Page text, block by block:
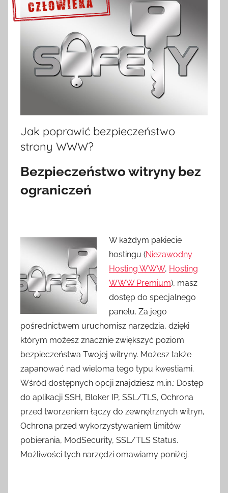
Sprawdź szczegóły >>>
Jak poprawić bezpieczeństwo
strony WWW?
Bezpieczeństwo witryny bez
ograniczeń
W każdym pakiecie
hostingu (Niezawodny
Hosting WWW, Hosting
WWW Premium), masz
dostęp do specjalnego
panelu. Za jego
pośrednictwem uruchomisz narzędzia, dzięki
którym możesz znacznie zwiększyć poziom
bezpieczeństwa Twojej witryny. Możesz także
zapanować nad wieloma tego typu kwestiami.
Wśród dostępnych opcji znajdziesz m.in.: Dostęp
do aplikacji SSH, Bloker IP, SSL/TLS, Ochrona
przed tworzeniem łączy do zewnętrznych witryn,
Ochrona przed wykorzystywaniem limitów
pobierania, ModSecurity, SSL/TLS Status.
Możliwości tych narzędzi omawiamy poniżej.